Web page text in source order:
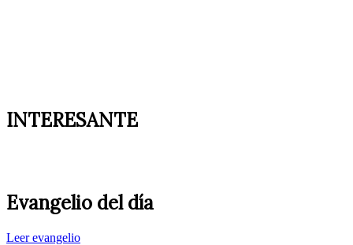
INTERESANTE
Evangelio del día
Leer evangelio